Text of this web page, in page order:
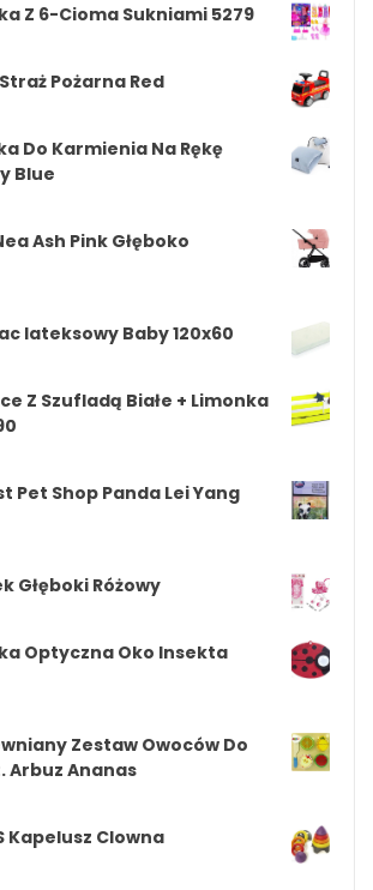
Z 6-Cioma Sukniami 5279
Pożarna Red
Do Karmienia Na Rękę
Blue
Ash Pink Głęboko
lateksowy Baby 120x60
Z Szufladą Białe + Limonka
Pet Shop Panda Lei Yang
Głęboki Różowy
Optyczna Oko Insekta
Zestaw Owoców Do
Arbuz Ananas
Kapelusz Clowna